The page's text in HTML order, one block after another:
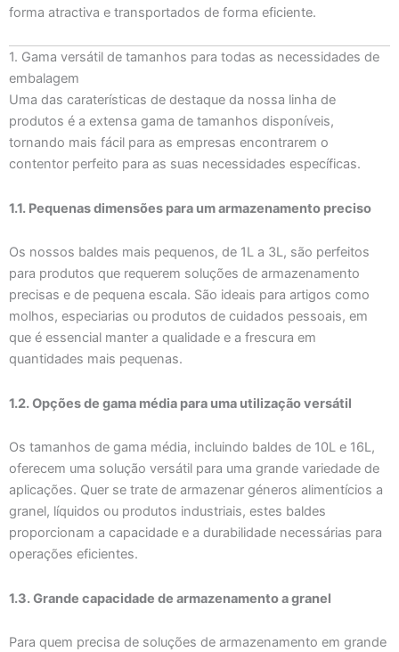
forma atractiva e transportados de forma eficiente.
1. Gama versátil de tamanhos para todas as necessidades de
embalagem
Uma das caraterísticas de destaque da nossa linha de
produtos é a extensa gama de tamanhos disponíveis,
tornando mais fácil para as empresas encontrarem o
contentor perfeito para as suas necessidades específicas.
1.1. Pequenas dimensões para um armazenamento preciso
Os nossos baldes mais pequenos, de 1L a 3L, são perfeitos
para produtos que requerem soluções de armazenamento
precisas e de pequena escala. São ideais para artigos como
molhos, especiarias ou produtos de cuidados pessoais, em
que é essencial manter a qualidade e a frescura em
quantidades mais pequenas.
1.2. Opções de gama média para uma utilização versátil
Os tamanhos de gama média, incluindo baldes de 10L e 16L,
oferecem uma solução versátil para uma grande variedade de
aplicações. Quer se trate de armazenar géneros alimentícios a
granel, líquidos ou produtos industriais, estes baldes
proporcionam a capacidade e a durabilidade necessárias para
operações eficientes.
1.3. Grande capacidade de armazenamento a granel
Para quem precisa de soluções de armazenamento em grande